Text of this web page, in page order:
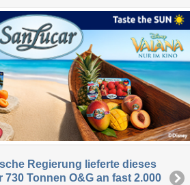
Regierung lieferte dieses
730 Tonnen O&G an fast 2.000